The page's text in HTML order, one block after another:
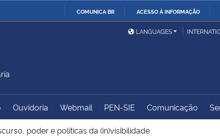
COMUNICA BR ACESSO À INFORMAÇÃO
Ministério da Defesa
Ministério das Relações
Exteriores
Ministério do
Desenvolvimento Regional
Controladoria-Geral da
União
LANGUAGES
Ouvidoria Webmail PEN-SIE Comunicação
poder e políticas da (in)visibilidade